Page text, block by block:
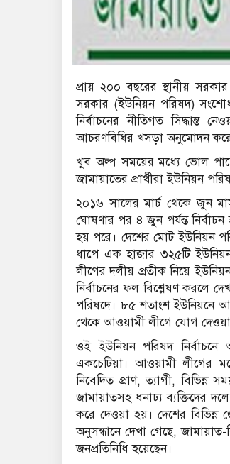
প্রায় ২০০ বছরের স্থানীয়
সরকার (ইউনিয়ন পরিষদ)
নির্বাচনের নীতিগত সিদ্ধান্ত
আচরণবিধির খসড়া অনুমোদন করে
খুব অল্প সময়ের মধ্যে ভোল
জামায়াতের প্রার্থীরা ইউনিয়ন
২০১৬ সালের মার্চ থেকে জুন
ঘোষণার পর ৪ জুন পর্যন্ত
হয় পরে। দেশের মোট ইউনিয়ন
ধাপে এক হাজার ৩২৫টি
লীগের দলীয় প্রতীক নিয়ে
নির্বাচনের ফল বিশ্লেষণ করলে
পরিষদে। ৮৫ শতাংশ ইউনিয়নে
থেকে আওয়ামী লীগে যোগ
ওই ইউনিয়ন পরিষদ নির্বাচনে
একচেটিয়া। আওয়ামী লীগের
নিবেদিত প্রাণ, ত্যাগী,
জামায়াতসহ ধনাঢ্য ব্যক্তিদের
করে দেওয়া হয়। দেশের
অনুসন্ধানে দেখা গেছে,
জনপ্রতিনিধি হয়েছেন।